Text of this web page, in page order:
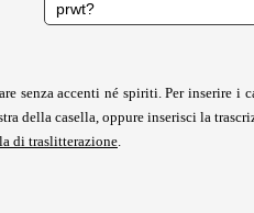
senza accenti né spiriti. Per inserire i
della casella, oppure inserisci la
di traslitterazione.